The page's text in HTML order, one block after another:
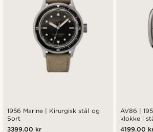
1956 Marine | Kirurgisk stål og
Sort
3399.00 kr
AV86 |
klokke i
4199.00